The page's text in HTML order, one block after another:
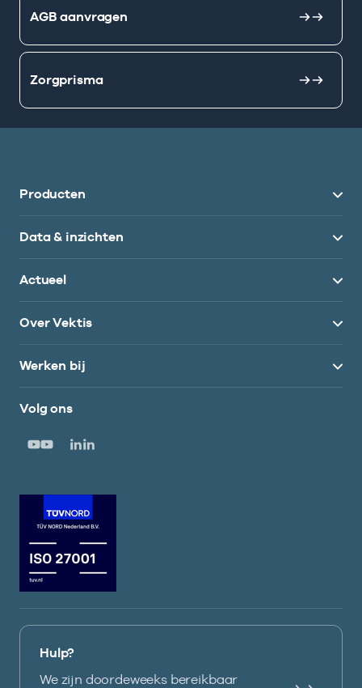
AGB aanvragen
Zorgprisma
Producten
Data & inzichten
Actueel
Over Vektis
Werken bij
Volg ons
Hulp?
We zijn doordeweeks bereikbaar